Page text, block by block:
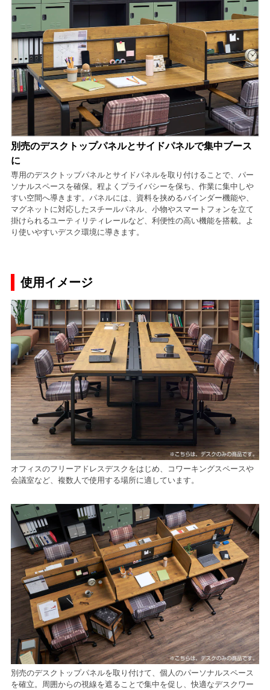
別売のデスクトップパネルとサイドパネルで集中ブース
に
専用のデスクトップパネルとサイドパネルを取り付けることで、パー
ソナルスペースを確保。程よくプライバシーを保ち、作業に集中しや
すい空間へ導きます。パネルには、資料を挟めるバインダー機能や、
マグネットに対応したスチールパネル、小物やスマートフォンを立て
掛けられるユーティリティレールなど、利便性の高い機能を搭載。よ
り使いやすいデスク環境に導きます。
使用イメージ
オフィスのフリーアドレスデスクをはじめ、コワーキングスペースや
会議室など、複数人で使用する場所に適しています。
別売のデスクトップパネルを取り付けて、個人のパーソナルスペース
を確立。周囲からの視線を遮ることで集中を促し、快適なデスクワー